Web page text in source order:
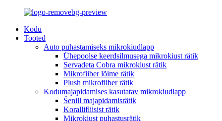
Kodu
Tooted
Auto puhastamiseks mikrokiudlapp
Ühepoolse keerdsilmusega mikrokiust rätik
Servadeta Cobra mikrokiust rätik
Mikrofiiber lõime rätik
Plush mikrofiiber rätik
Kodumajapidamises kasutatav mikrokiudlapp
Šenill majapidamisrätik
Korallifliisist rätik
Mikrokiust puhastusrätik